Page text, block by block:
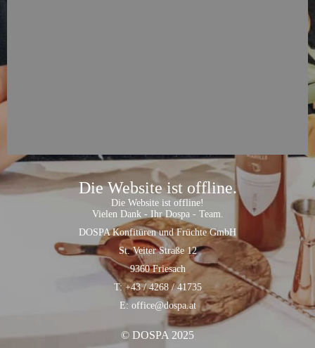
Die Website ist offline.
Die Website ist offline!
Vielen Dank - Ihr Dospa - Team.
DOSPA Konfitüren und Früchte GmbH
St. Veiter Straße 12
9360 Friesach
T: +43 / 4268 / 41735
E: office@dospa.at
© DOSPA 2025